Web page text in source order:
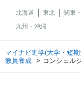
北海道 東北 関東
九州・沖縄
マイナビ進学(大学・短
教員養成
コンシェル